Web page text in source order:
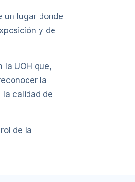
un lugar donde
y de
la UOH que,
la
calidad de
de la